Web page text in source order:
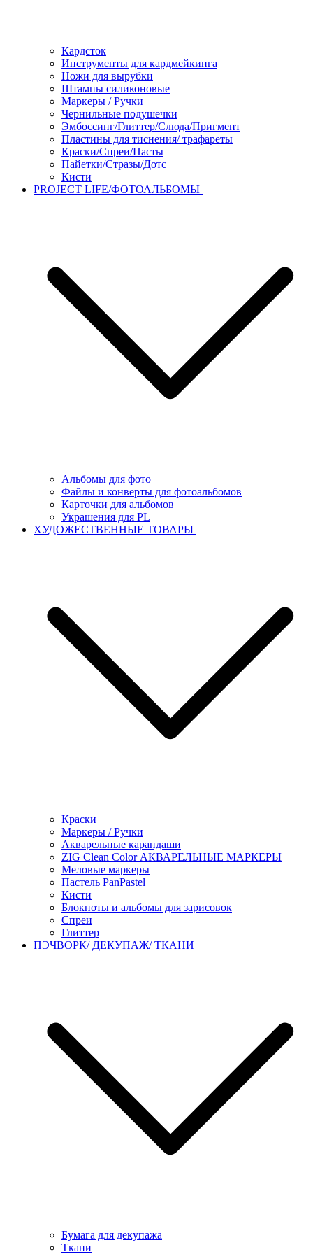
Кардсток
Инструменты для кардмейкинга
Ножи для вырубки
Штампы силиконовые
Маркеры / Ручки
Чернильные подушечки
Эмбоссинг/Глиттер/Слюда/Пригмент
Пластины для тиснения/ трафареты
Краски/Спреи/Пасты
Пайетки/Стразы/Дотс
Кисти
PROJECT LIFE/ФОТОАЛЬБОМЫ
Альбомы для фото
Файлы и конверты для фотоальбомов
Карточки для альбомов
Украшения для PL
ХУДОЖЕСТВЕННЫЕ ТОВАРЫ
Краски
Маркеры / Ручки
Акварельные карандаши
ZIG Clean Color АКВАРЕЛЬНЫЕ МАРКЕРЫ
Меловые маркеры
Пастель PanPastel
Кисти
Блокноты и альбомы для зарисовок
Спреи
Глиттер
ПЭЧВОРК/ ДЕКУПАЖ/ ТКАНИ
Бумага для декупажа
Ткани